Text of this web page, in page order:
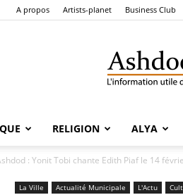
A propos Artists-planet Business Club
RELIGION ALYA
: Yonit Tobi chante Edith Piaf le 14
La Ville Actualité Municipale L'Actu